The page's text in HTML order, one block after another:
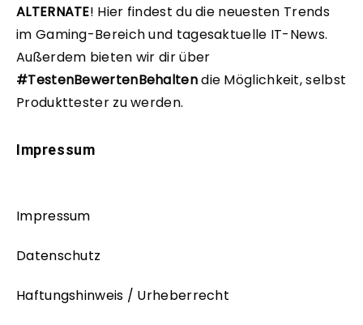
ALTERNATE! Hier findest du die neuesten Trends
im Gaming-Bereich und tagesaktuelle IT-News.
Außerdem bieten wir dir über
#TestenBewertenBehaltendie Möglichkeit, selbst
Produkttester zu werden.
Impressum
Impressum
Datenschutz
Haftungshinweis / Urheberrecht